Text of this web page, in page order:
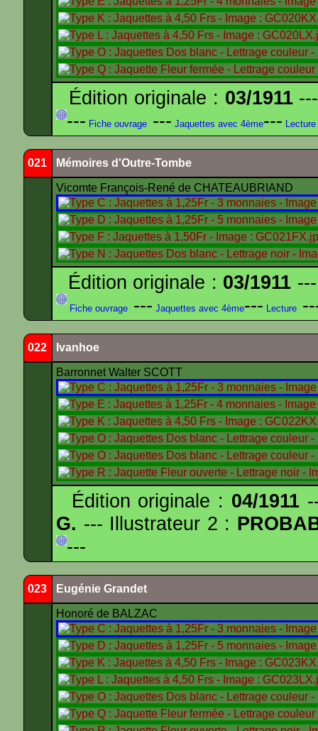
Édition originale : 03/1911
--- Fiche ouvrage --- Jaquettes avec 4ème--- Lecture
021 Mémoires d'Outre-Tombe
Vicomte François-René de CHATEAUBRIAND
Édition originale : 03/1911
Fiche ouvrage --- Jaquettes avec 4ème--- Lecture
022 Ivanhoe
Barronnet Walter SCOTT
Édition originale : 04/1911
G. --- Illustrateur 2 :
---
023 Eugénie Grandet
Honoré de BALZAC